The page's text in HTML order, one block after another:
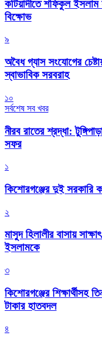
কটিয়াদীতে শফিকুল ইসলাম
বিক্ষোভ
৯
অবৈধ গ্যাস সংযোগের
স্বাভাবিক সরবরাহ
১০
সর্বশেষ সব খবর
নীরব রাতের শ্রদ্ধা:
সফর
১
কিশোরগঞ্জের দুই সরকারি
২
মাসুদ হিলালীর বাসায়
ইসলামকে
৩
কিশোরগঞ্জের শিক্ষার্থীসহ
টাকার হাতবদল
৪